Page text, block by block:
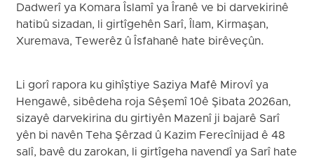
Dadwerî ya Komara Îslamî ya Îranê ve bi darvekirinê
hatibû sizadan, li girtîgehên Sarî, Îlam, Kirmaşan,
Xuremava, Tewerêz û Îsfahanê hate birêveçûn.
Li gorî rapora ku gihîştiye Saziya Mafê Mirovî ya
Hengawê, sibêdeha roja Sêşemî 10ê Şibata 2026an,
sizayê darvekirina du girtiyên Mazenî ji bajarê Sarî
yên bi navên Teha Şêrzad û Kazim Ferecînijad ê 48
salî, bavê du zarokan, li girtîgeha navendî ya Sarî hate